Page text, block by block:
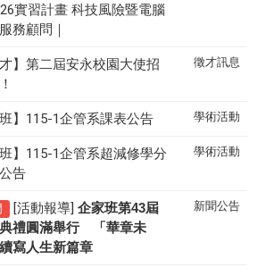
實習計畫 科技風險暨電腦
務顧問｜
】 第二屆安永校園大使招
徵才訊息
班】115-1企管系課表公告 學術活動
班】115-1企管系超減修學分
告
學術活動
[活動報導] 企家班第43屆
禮圓滿舉行 「華章未
寫人生新篇章
新聞公告